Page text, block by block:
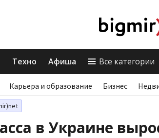
Техно Афиша Все категории
Карьера и образование Бизнес
в Украине